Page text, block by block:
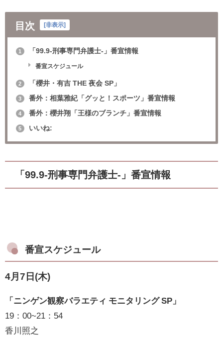
目次 [非表示]
1 「99.9-刑事専門弁護士-」番宣情報
番宣スケジュール
2 「櫻井・有吉 THE 夜会 SP」
3 番外：相葉雅紀「グッと！スポーツ」番宣情報
4 番外：櫻井翔「王様のブランチ」番宣情報
5 いいね:
「99.9-刑事専門弁護士-」番宣情報
番宣スケジュール
4月7日(木)
「ニンゲン観察バラエティ モニタリング SP」
19：00~21：54
香川照之